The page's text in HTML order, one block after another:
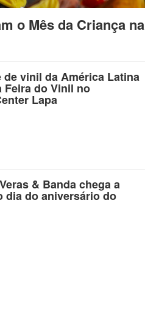
o Mês da Criança na
de vinil da América Latina
Feira do Vinil no
Lapa
& Banda chega a
dia do aniversário do